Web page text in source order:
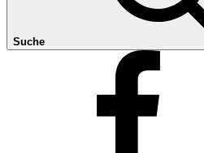
Suche